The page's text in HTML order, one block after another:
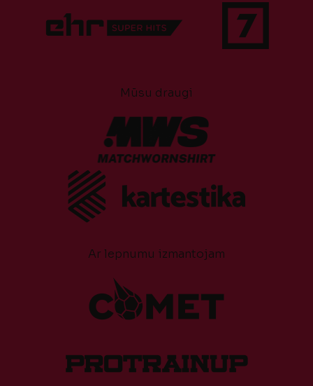
Mūsu draugi
Ar lepnumu izmantojam